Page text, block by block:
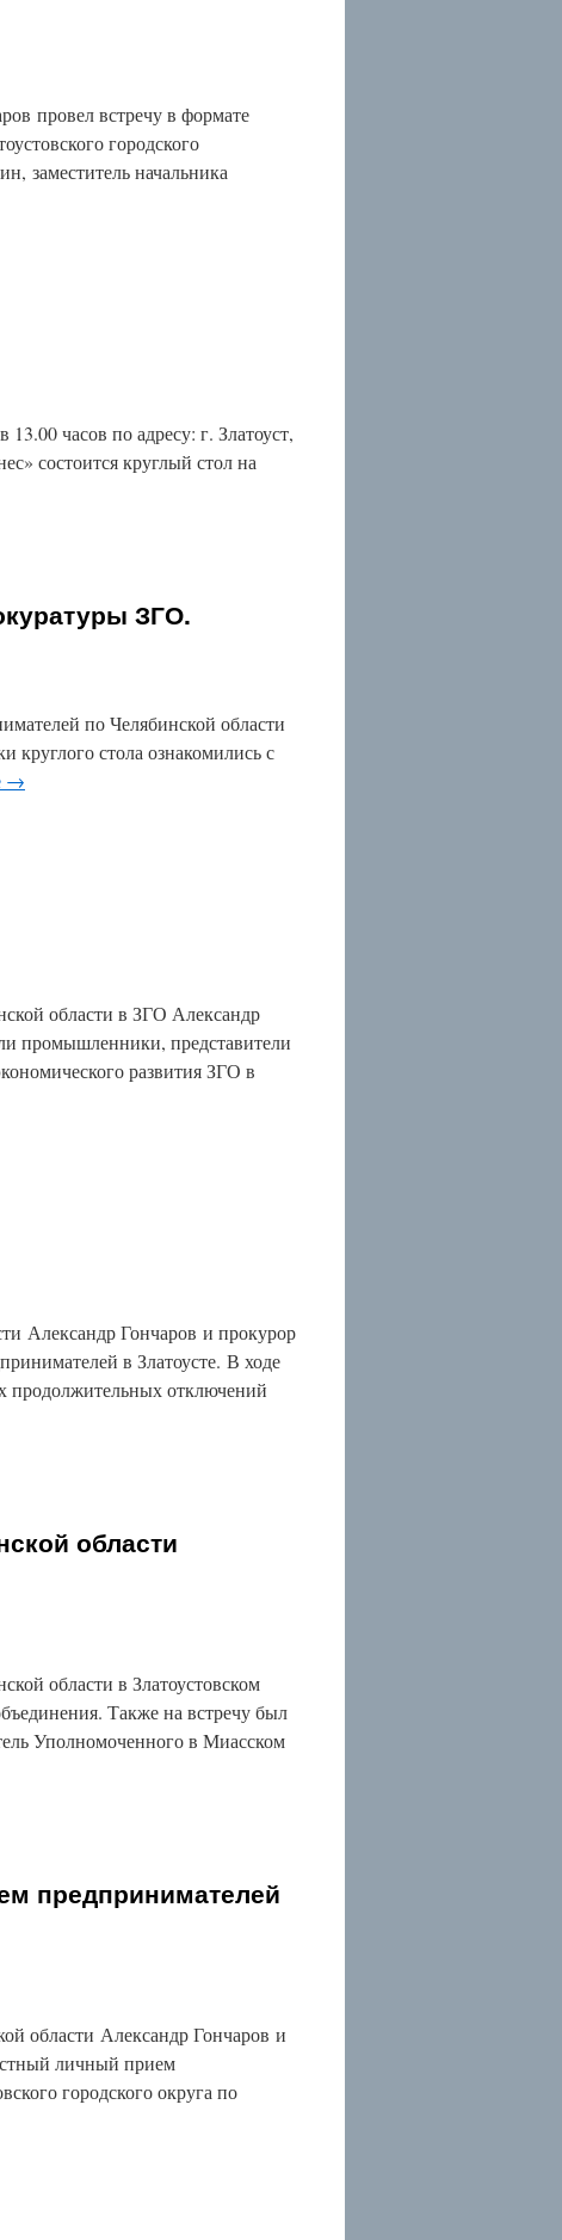
провел встречу в формате
городского
заместитель начальника
часов по адресу: г. Златоуст,
состоится круглый стол на
ЗГО.
по Челябинской области
круглого стола ознакомились с
→
области в ЗГО Александр
промышленники, представители
развития ЗГО в
Александр Гончаров и прокурор
в Златоусте. В ходе
продолжительных отключений
области
области в Златоустовском
Также на встречу был
Уполномоченного в Миасском
предпринимателей
области Александр Гончаров и
личный прием
городского округа по